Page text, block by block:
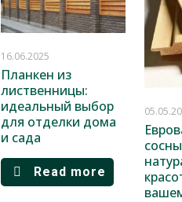
16.06.2025
Планкен из
лиственницы:
идеальный выбор
для отделки дома
и сада
Read more